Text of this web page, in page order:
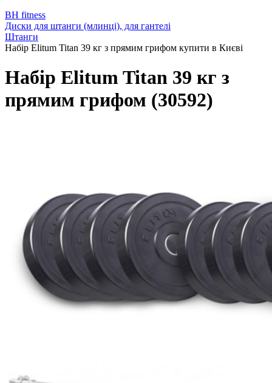
BH fitness
Диски для штанги (млинці), для гантелі
Штанги
Набір Elitum Titan 39 кг з прямим грифом купити в Києві
Набір Elitum Titan 39 кг з
прямим грифом (30592)